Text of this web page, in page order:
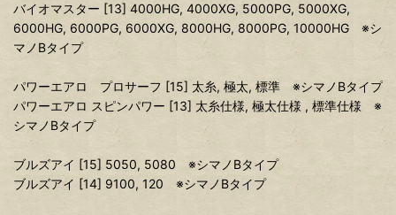
バイオマスター [13] 4000HG, 4000XG, 5000PG, 5000XG,
6000HG, 6000PG, 6000XG, 8000HG, 8000PG, 10000HG ※シ
マノBタイプ
パワーエアロ プロサーフ [15] 太糸, 極太, 標準 ※シマノBタイプ
パワーエアロ スピンパワー [13] 太糸仕様, 極太仕様 , 標準仕様 ※
シマノBタイプ
ブルズアイ [15] 5050, 5080 ※シマノBタイプ
ブルズアイ [14] 9100, 120 ※シマノBタイプ